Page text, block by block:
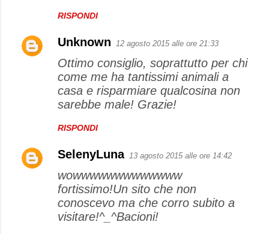
RISPONDI
Unknown 12 agosto 2015 alle ore 21:33
Ottimo consiglio, soprattutto per chi
come me ha tantissimi animali a
casa e risparmiare qualcosina non
sarebbe male! Grazie!
RISPONDI
SelenyLuna 13 agosto 2015 alle ore 14:42
wowwwwwwwwwwwww
fortissimo!Un sito che non
conoscevo ma che corro subito a
visitare!^_^Bacioni!